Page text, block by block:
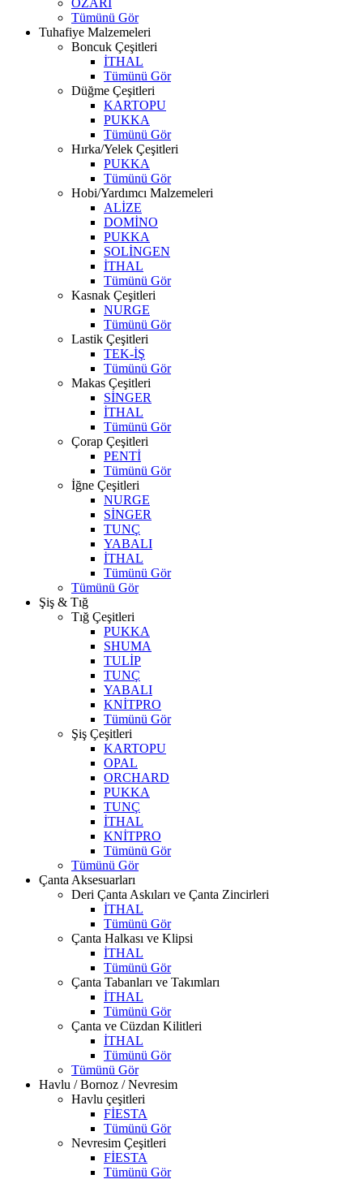
ÖZARI
Tümünü Gör
Tuhafiye Malzemeleri
Boncuk Çeşitleri
İTHAL
Tümünü Gör
Düğme Çeşitleri
KARTOPU
PUKKA
Tümünü Gör
Hırka/Yelek Çeşitleri
PUKKA
Tümünü Gör
Hobi/Yardımcı Malzemeleri
ALİZE
DOMİNO
PUKKA
SOLİNGEN
İTHAL
Tümünü Gör
Kasnak Çeşitleri
NURGE
Tümünü Gör
Lastik Çeşitleri
TEK-İŞ
Tümünü Gör
Makas Çeşitleri
SİNGER
İTHAL
Tümünü Gör
Çorap Çeşitleri
PENTİ
Tümünü Gör
İğne Çeşitleri
NURGE
SİNGER
TUNÇ
YABALI
İTHAL
Tümünü Gör
Tümünü Gör
Şiş & Tığ
Tığ Çeşitleri
PUKKA
SHUMA
TULİP
TUNÇ
YABALI
KNİTPRO
Tümünü Gör
Şiş Çeşitleri
KARTOPU
OPAL
ORCHARD
PUKKA
TUNÇ
İTHAL
KNİTPRO
Tümünü Gör
Tümünü Gör
Çanta Aksesuarları
Deri Çanta Askıları ve Çanta Zincirleri
İTHAL
Tümünü Gör
Çanta Halkası ve Klipsi
İTHAL
Tümünü Gör
Çanta Tabanları ve Takımları
İTHAL
Tümünü Gör
Çanta ve Cüzdan Kilitleri
İTHAL
Tümünü Gör
Tümünü Gör
Havlu / Bornoz / Nevresim
Havlu çeşitleri
FİESTA
Tümünü Gör
Nevresim Çeşitleri
FİESTA
Tümünü Gör